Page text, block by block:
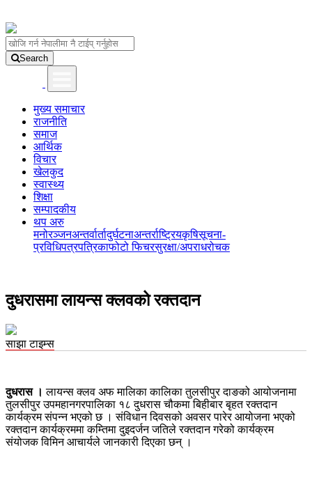
Search
मुख्य समाचार
राजनीति
समाज
आर्थिक
विचार
खेलकुद
स्वास्थ्य
शिक्षा
सम्पादकीय
थप अरु
मनोरञ्जनअन्तर्वार्तादुर्घटनाअन्तर्राष्ट्रियकृषिसूचना-
प्रविधिपत्रपत्रिकाफोटो फिचरसुरक्षा/अपराधरोचक
दुधरासमा लायन्स क्लवको रक्तदान
साझा टाइम्स
दुधरास । लायन्स क्लव अफ मालिका कालिका तुलसीपुर दाङको आयोजनामा
तुलसीपुर उपमहानगरपालिका १८ दुधरास चौकमा बिहीबार बृहत रक्तदान
कार्यक्रम संपन्न भएको छ । संविधान दिवसको अवसर पारेर आयोजना भएको
रक्तदान कार्यक्रममा कम्तिमा दुइदर्जन जतिले रक्तदान गरेको कार्यक्रम
संयोजक विमिन आचार्यले जानकारी दिएका छन् ।